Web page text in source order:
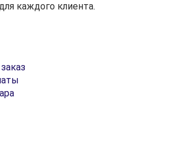
каждого клиента.